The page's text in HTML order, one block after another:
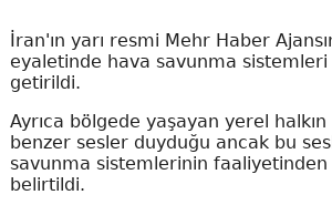
İran'ın yarı resmi Mehr Haber
eyaletinde hava savunma
getirildi.
Ayrıca bölgede yaşayan yerel
benzer sesler duyduğu ancak bu
savunma sistemlerinin faaliyetinden
belirtildi.